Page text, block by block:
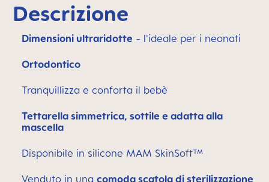
Descrizione
Dimensioni ultraridotte - l'ideale per i neonati
Ortodontico
Tranquillizza e conforta il bebè
Tettarella simmetrica, sottile e adatta alla
mascella
Disponibile in silicone MAM SkinSoft™
Venduto in una comoda scatola di sterilizzazione